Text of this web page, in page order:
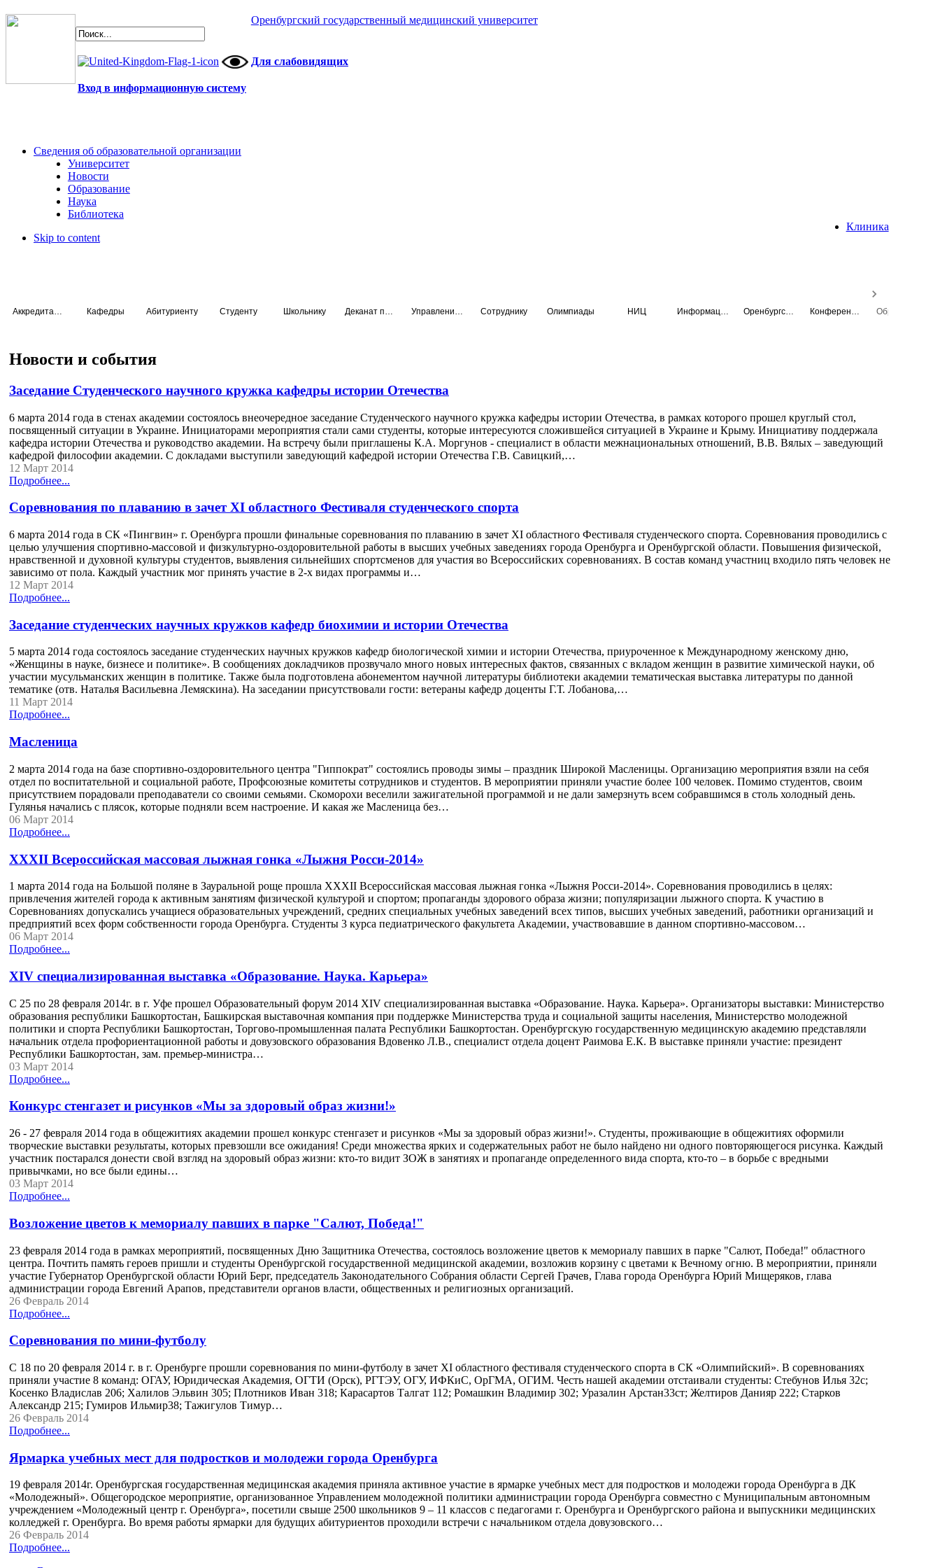
Оренбургский государственный медицинский университет
Для слабовидящих
Вход в информационную систему
Сведения об образовательной организации
Университет
Новости
Образование
Наука
Библиотека
Клиника
Skip to content
Кафедры Абитуриенту Студенту Школьнику Сотруднику Олимпиады НИЦ
Новости и события
Заседание Студенческого научного кружка кафедры истории Отечества
6 марта 2014 года в стенах академии состоялось внеочередное заседание Студенческого научного кружка кафедры истории Отечества, в рамках которого прошел круглый стол,
посвященный ситуации в Украине. Инициаторами мероприятия стали сами студенты, которые интересуются сложившейся ситуацией в Украине и Крыму. Инициативу поддержала
кафедра истории Отечества и руководство академии. На встречу были приглашены К.А. Моргунов - специалист в области межнациональных отношений, В.В. Вялых – заведующий
кафедрой философии академии. С докладами выступили заведующий кафедрой истории Отечества Г.В. Савицкий,…
12 Март 2014
Подробнее...
Cоревнования по плаванию в зачет XI областного Фестиваля студенческого спорта
6 марта 2014 года в СК «Пингвин» г. Оренбурга прошли финальные соревнования по плаванию в зачет XI областного Фестиваля студенческого спорта. Соревнования проводились с
целью улучшения спортивно-массовой и физкультурно-оздоровительной работы в высших учебных заведениях города Оренбурга и Оренбургской области. Повышения физической,
нравственной и духовной культуры студентов, выявления сильнейших спортсменов для участия во Всероссийских соревнованиях. В состав команд участниц входило пять человек не
зависимо от пола. Каждый участник мог принять участие в 2-х видах программы и…
12 Март 2014
Подробнее...
Заседание студенческих научных кружков кафедр биохимии и истории Отечества
5 марта 2014 года состоялось заседание студенческих научных кружков кафедр биологической химии и истории Отечества, приуроченное к Международному женскому дню,
«Женщины в науке, бизнесе и политике». В сообщениях докладчиков прозвучало много новых интересных фактов, связанных с вкладом женщин в развитие химической науки, об
участии мусульманских женщин в политике. Также была подготовлена абонементом научной литературы библиотеки академии тематическая выставка литературы по данной
тематике (отв. Наталья Васильевна Лемяскина). На заседании присутствовали гости: ветераны кафедр доценты Г.Т. Лобанова,…
11 Март 2014
Подробнее...
Масленица
2 марта 2014 года на базе спортивно-оздоровительного центра "Гиппократ" состоялись проводы зимы – праздник Широкой Масленицы. Организацию мероприятия взяли на себя
отдел по воспитательной и социальной работе, Профсоюзные комитеты сотрудников и студентов. В мероприятии приняли участие более 100 человек. Помимо студентов, своим
присутствием порадовали преподаватели со своими семьями. Скоморохи веселили зажигательной программой и не дали замерзнуть всем собравшимся в столь холодный день.
Гулянья начались с плясок, которые подняли всем настроение. И какая же Масленица без…
06 Март 2014
Подробнее...
XXXII Всероссийская массовая лыжная гонка «Лыжня Росси-2014»
1 марта 2014 года на Большой поляне в Зауральной роще прошла XXXII Всероссийская массовая лыжная гонка «Лыжня Росси-2014». Соревнования проводились в целях:
привлечения жителей города к активным занятиям физической культурой и спортом; пропаганды здорового образа жизни; популяризации лыжного спорта. К участию в
Соревнованиях допускались учащиеся образовательных учреждений, средних специальных учебных заведений всех типов, высших учебных заведений, работники организаций и
предприятий всех форм собственности города Оренбурга. Студенты 3 курса педиатрического факультета Академии, участвовавшие в данном спортивно-массовом…
06 Март 2014
Подробнее...
XΙV специализированная выставка «Образование. Наука. Карьера»
С 25 по 28 февраля 2014г. в г. Уфе прошел Образовательный форум 2014 XΙV специализированная выставка «Образование. Наука. Карьера». Организаторы выставки: Министерство
образования республики Башкортостан, Башкирская выставочная компания при поддержке Министерства труда и социальной защиты населения, Министерство молодежной
политики и спорта Республики Башкортостан, Торгово-промышленная палата Республики Башкортостан. Оренбургскую государственную медицинскую академию представляли
начальник отдела профориентационной работы и довузовского образования Вдовенко Л.В., специалист отдела доцент Раимова Е.К. В выставке приняли участие: президент
Республики Башкортостан, зам. премьер-министра…
03 Март 2014
Подробнее...
Конкурс стенгазет и рисунков «Мы за здоровый образ жизни!»
26 - 27 февраля 2014 года в общежитиях академии прошел конкурс стенгазет и рисунков «Мы за здоровый образ жизни!». Студенты, проживающие в общежитиях оформили
творческие выставки результаты, которых превзошли все ожидания! Среди множества ярких и содержательных работ не было найдено ни одного повторяющегося рисунка. Каждый
участник постарался донести свой взгляд на здоровый образ жизни: кто-то видит ЗОЖ в занятиях и пропаганде определенного вида спорта, кто-то – в борьбе с вредными
привычками, но все были едины…
03 Март 2014
Подробнее...
Возложение цветов к мемориалу павших в парке "Салют, Победа!"
23 февраля 2014 года в рамках мероприятий, посвященных Дню Защитника Отечества, состоялось возложение цветов к мемориалу павших в парке "Салют, Победа!" областного
центра. Почтить память героев пришли и студенты Оренбургской государственной медицинской академии, возложив корзину с цветами к Вечному огню. В мероприятии, приняли
участие Губернатор Оренбургской области Юрий Берг, председатель Законодательного Собрания области Сергей Грачев, Глава города Оренбурга Юрий Мищеряков, глава
администрации города Евгений Арапов, представители органов власти, общественных и религиозных организаций.
26 Февраль 2014
Подробнее...
Соревнования по мини-футболу
С 18 по 20 февраля 2014 г. в г. Оренбурге прошли соревнования по мини-футболу в зачет XI областного фестиваля студенческого спорта в СК «Олимпийский». В соревнованиях
приняли участие 8 команд: ОГАУ, Юридическая Академия, ОГТИ (Орск), РГТЭУ, ОГУ, ИФКиС, ОрГМА, ОГИМ. Честь нашей академии отстаивали студенты: Стебунов Илья 32с;
Косенко Владислав 206; Халилов Эльвин 305; Плотников Иван 318; Карасартов Талгат 112; Ромашкин Владимир 302; Уразалин Арстан33ст; Желтиров Данияр 222; Старков
Александр 215; Гумиров Ильмир38; Тажигулов Тимур…
26 Февраль 2014
Подробнее...
Ярмарка учебных мест для подростков и молодежи города Оренбурга
19 февраля 2014г. Оренбургская государственная медицинская академия приняла активное участие в ярмарке учебных мест для подростков и молодежи города Оренбурга в ДК
«Молодежный». Общегородское мероприятие, организованное Управлением молодежной политики администрации города Оренбурга совместно с Муниципальным автономным
учреждением «Молодежный центр г. Оренбурга», посетили свыше 2500 школьников 9 – 11 классов с педагогами г. Оренбурга и Оренбургского района и выпускники медицинских
колледжей г. Оренбурга. Во время работы ярмарки для будущих абитуриентов проходили встречи с начальником отдела довузовского…
26 Февраль 2014
Подробнее...